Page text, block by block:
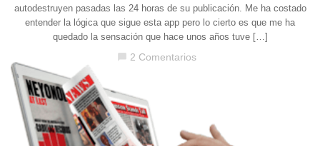
autodestruyen pasadas las 24 horas de su publicación. Me ha costado
entender la lógica que sigue esta app pero lo cierto es que me ha
quedado la sensación que hace unos años tuve […]
chat_bubble 2 Comentarios